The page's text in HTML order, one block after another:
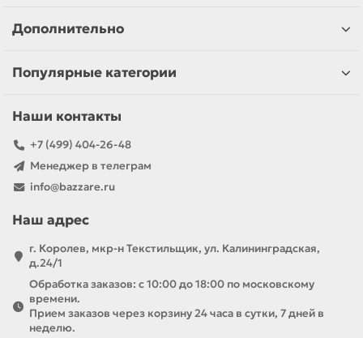
Дополнительно
Популярные категории
Наши контакты
+7 (499) 404-26-48
Менеджер в телеграм
info@bazzare.ru
Наш адрес
г. Королев, мкр-н Текстильщик, ул. Калининградская,
д.24/1
Обработка заказов: с 10:00 до 18:00 по московскому
времени.
Прием заказов через корзину 24 часа в сутки, 7 дней в
неделю.